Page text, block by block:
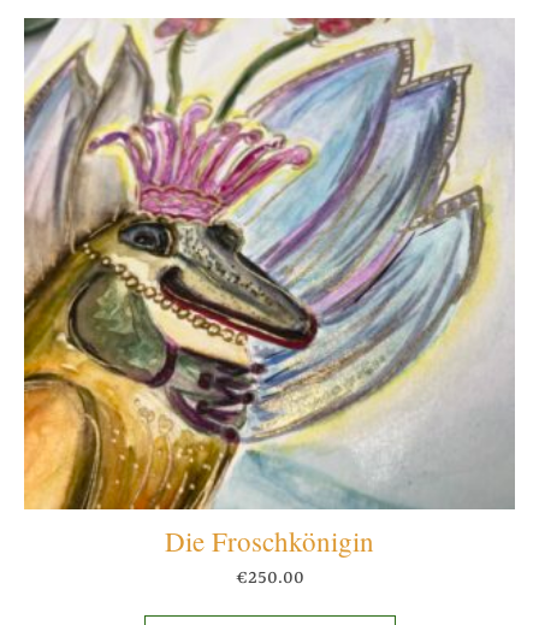
Die Froschkönigin
€250.00